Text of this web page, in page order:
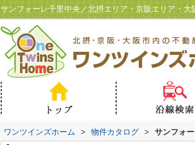
サンフォーレ千里中央／北摂エリア・京阪エリア・
ワンツインズホーム > 物件カタログ > サンフォ